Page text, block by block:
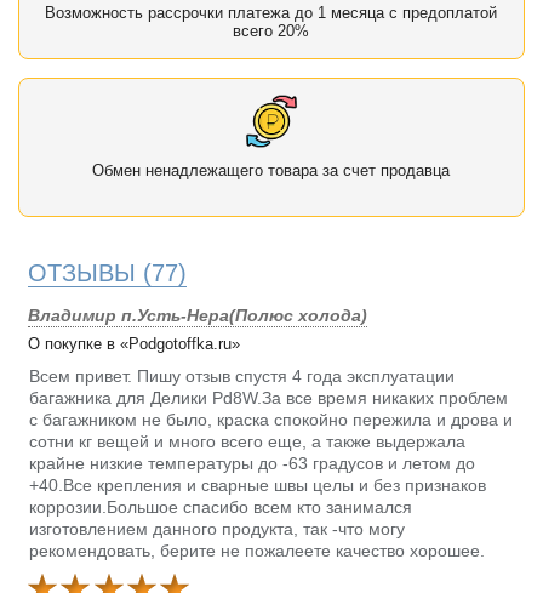
Возможность рассрочки платежа до 1 месяца с предоплатой
всего 20%
Обмен ненадлежащего товара за счет продавца
ОТЗЫВЫ (77)
Владимир п.Усть-Нера(Полюс холода)
О покупке в «Podgotoffka.ru»
Всем привет. Пишу отзыв спустя 4 года эксплуатации
багажника для Делики Pd8W.За все время никаких проблем
с багажником не было, краска спокойно пережила и дрова и
сотни кг вещей и много всего еще, а также выдержала
крайне низкие температуры до -63 градусов и летом до
+40.Все крепления и сварные швы целы и без признаков
коррозии.Большое спасибо всем кто занимался
изготовлением данного продукта, так -что могу
рекомендовать, берите не пожалеете качество хорошее.